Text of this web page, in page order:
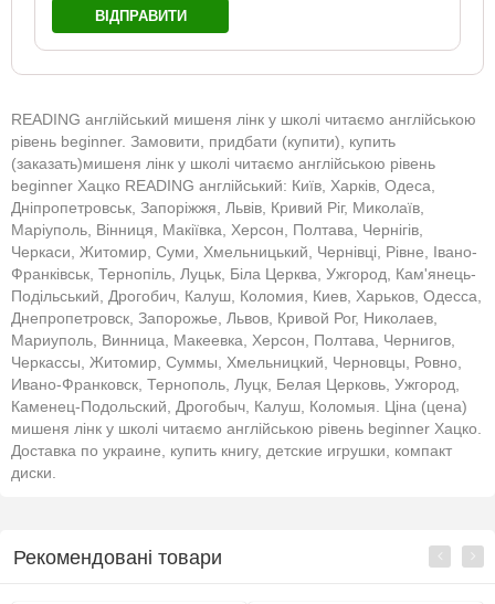
ВІДПРАВИТИ
READING англійський мишеня лінк у школі читаємо англійською
рівень beginner. Замовити, придбати (купити), купить
(заказать)мишеня лінк у школі читаємо англійською рівень
beginner Хацко READING англійський: Київ, Харків, Одеса,
Дніпропетровськ, Запоріжжя, Львів, Кривий Ріг, Миколаїв,
Маріуполь, Вінниця, Макіївка, Херсон, Полтава, Чернігів,
Черкаси, Житомир, Суми, Хмельницький, Чернівці, Рівне, Івано-
Франківськ, Тернопіль, Луцьк, Біла Церква, Ужгород, Кам'янець-
Подільський, Дрогобич, Калуш, Коломия, Киев, Харьков, Одесса,
Днепропетровск, Запорожье, Львов, Кривой Рог, Николаев,
Мариуполь, Винница, Макеевка, Херсон, Полтава, Чернигов,
Черкассы, Житомир, Суммы, Хмельницкий, Черновцы, Ровно,
Ивано-Франковск, Тернополь, Луцк, Белая Церковь, Ужгород,
Каменец-Подольский, Дрогобыч, Калуш, Коломыя. Ціна (цена)
мишеня лінк у школі читаємо англійською рівень beginner Хацко.
Доставка по украине, купить книгу, детские игрушки, компакт
диски.
Рекомендовані товари